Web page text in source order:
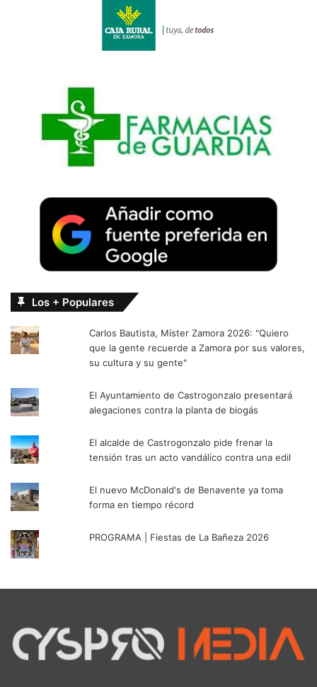
Los + Populares
Carlos Bautista, Míster Zamora 2026: "Quiero
que la gente recuerde a Zamora por sus valores,
su cultura y su gente"
El Ayuntamiento de Castrogonzalo presentará
alegaciones contra la planta de biogás
El alcalde de Castrogonzalo pide frenar la
tensión tras un acto vandálico contra una edil
El nuevo McDonald's de Benavente ya toma
forma en tiempo récord
PROGRAMA | Fiestas de La Bañeza 2026